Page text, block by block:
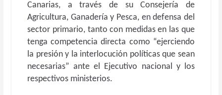
Canarias, a través de su Consejería de
Agricultura, Ganadería y Pesca, en defensa del
sector primario, tanto con medidas en las que
tenga competencia directa como “ejerciendo
la presión y la interlocución políticas que sean
necesarias” ante el Ejecutivo nacional y los
respectivos ministerios.